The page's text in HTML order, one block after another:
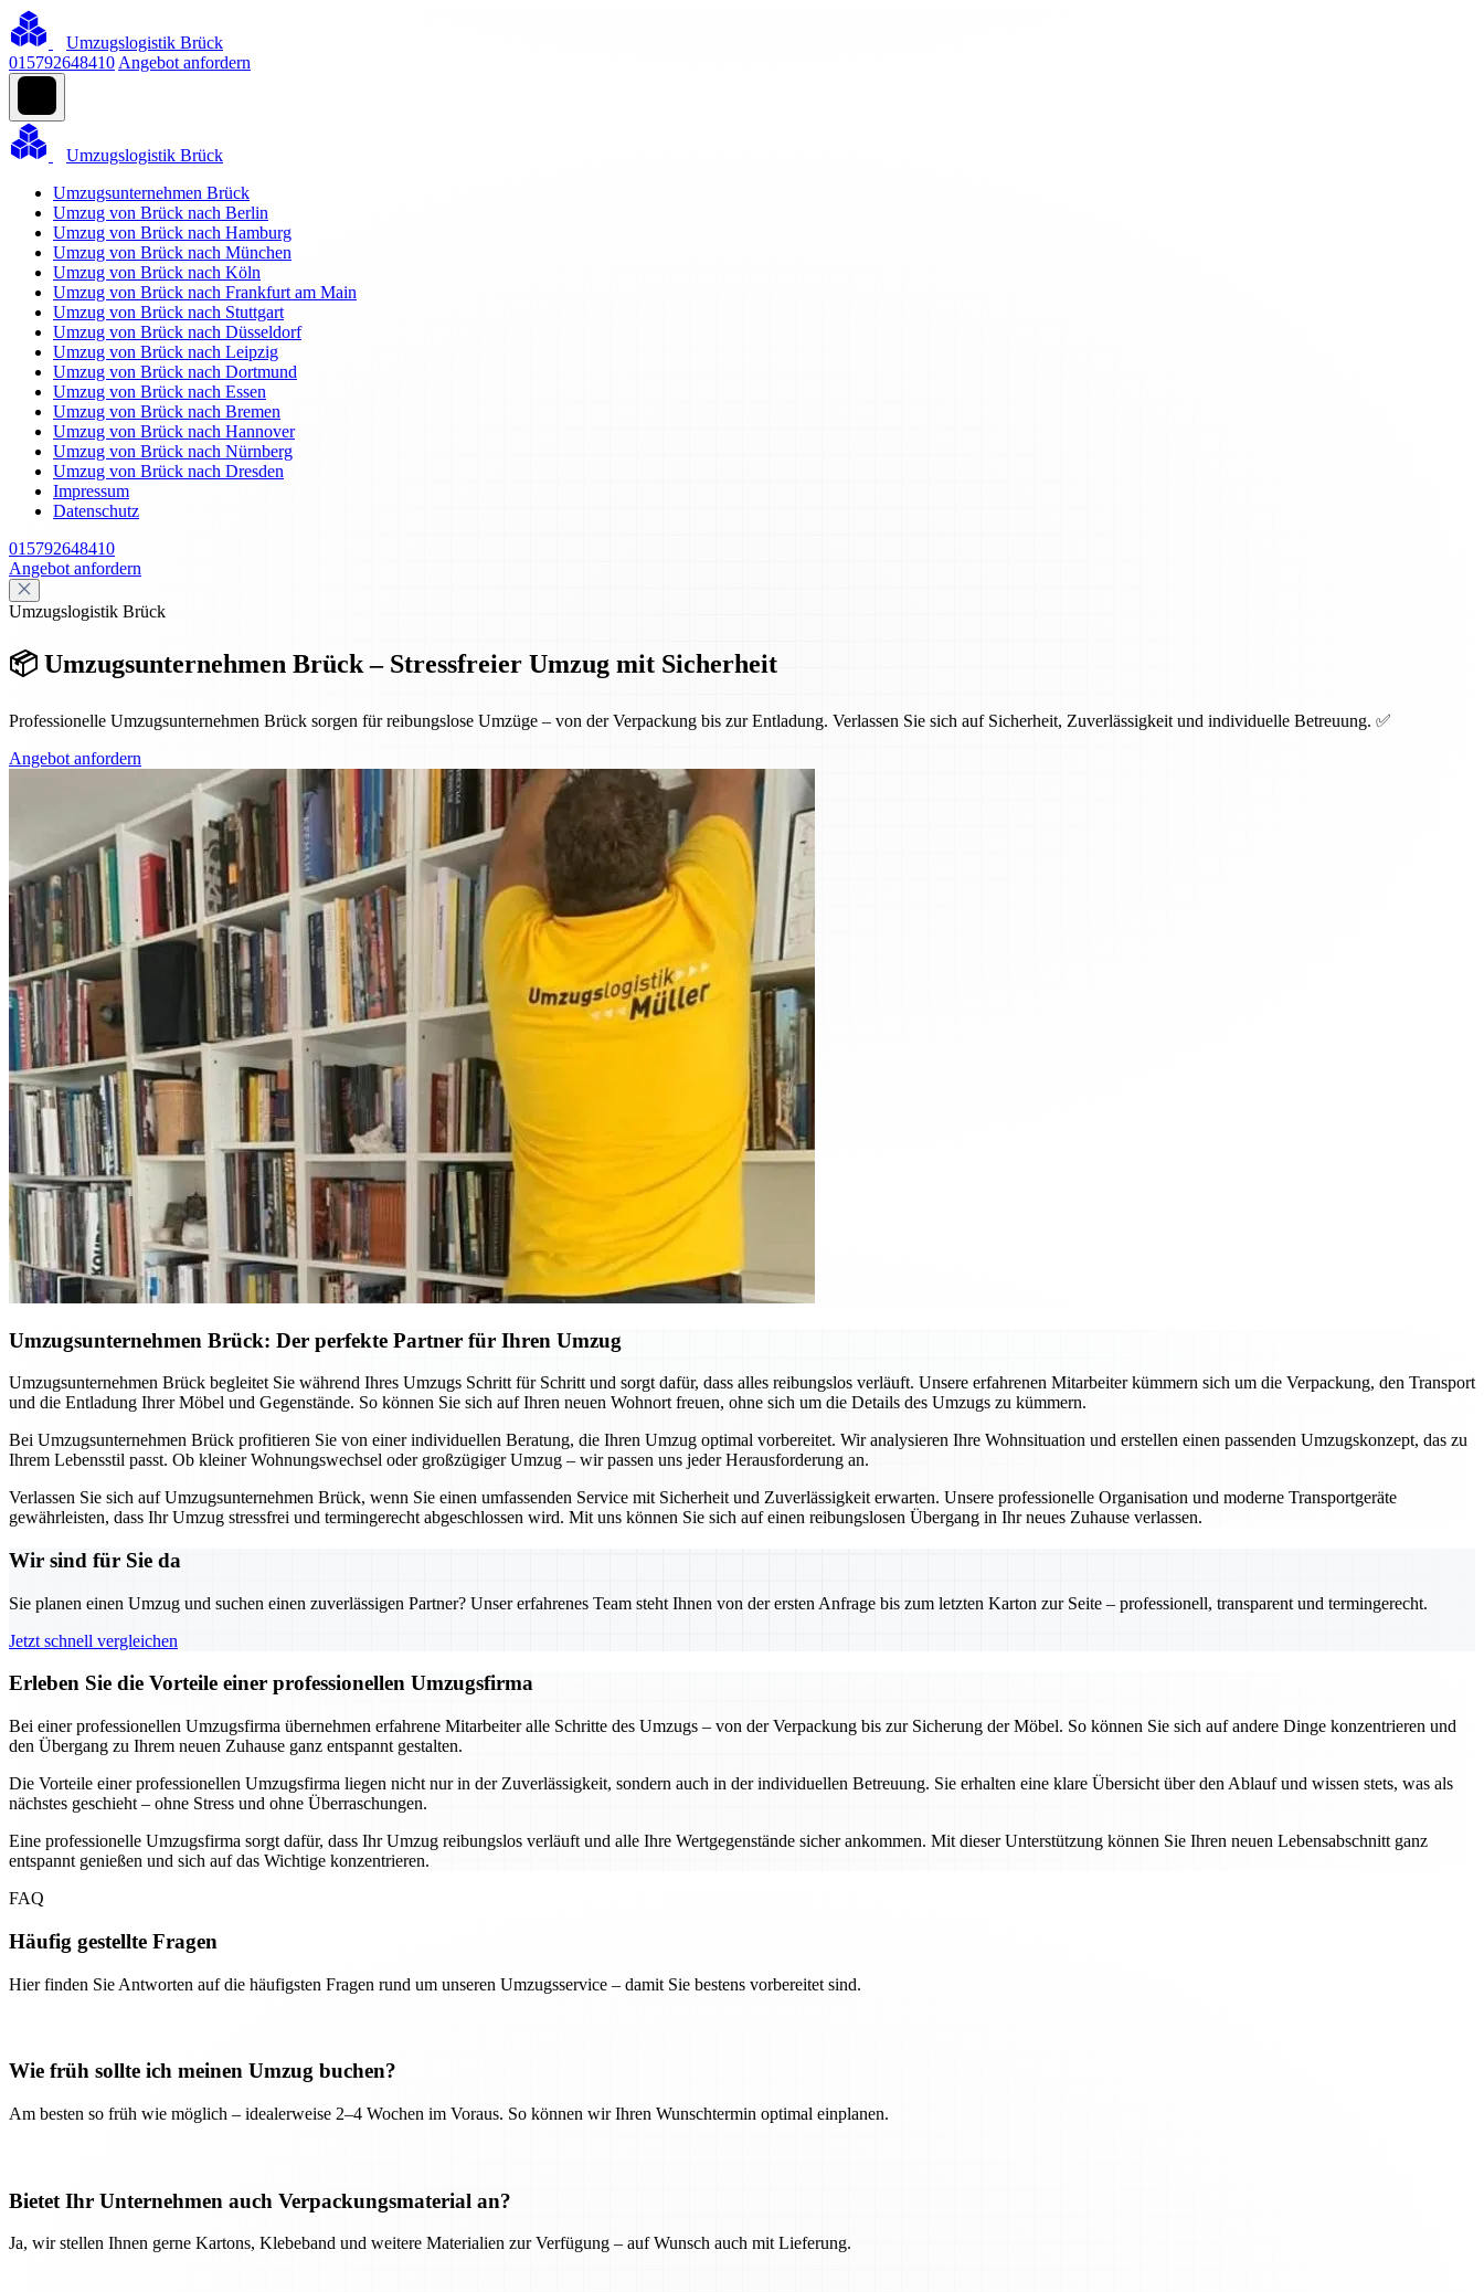
Umzugslogistik Brück
015792648410 Angebot anfordern
Umzugslogistik Brück
Umzugsunternehmen Brück
Umzug von Brück nach Berlin
Umzug von Brück nach Hamburg
Umzug von Brück nach München
Umzug von Brück nach Köln
Umzug von Brück nach Frankfurt am Main
Umzug von Brück nach Stuttgart
Umzug von Brück nach Düsseldorf
Umzug von Brück nach Leipzig
Umzug von Brück nach Dortmund
Umzug von Brück nach Essen
Umzug von Brück nach Bremen
Umzug von Brück nach Hannover
Umzug von Brück nach Nürnberg
Umzug von Brück nach Dresden
Impressum
Datenschutz
015792648410
Angebot anfordern
Umzugslogistik Brück
📦 Umzugsunternehmen Brück – Stressfreier Umzug mit Sicherheit
Professionelle Umzugsunternehmen Brück sorgen für reibungslose Umzüge – von der Verpackung bis zur Entladung. Verlassen Sie sich auf Sicherheit, Zuverlässigkeit und individuelle Betreuung. ✅
Angebot anfordern
Umzugsunternehmen Brück: Der perfekte Partner für Ihren Umzug
Umzugsunternehmen Brück begleitet Sie während Ihres Umzugs Schritt für Schritt und sorgt dafür, dass alles reibungslos verläuft. Unsere erfahrenen Mitarbeiter kümmern sich um die Verpackung, den Transport
und die Entladung Ihrer Möbel und Gegenstände. So können Sie sich auf Ihren neuen Wohnort freuen, ohne sich um die Details des Umzugs zu kümmern.
Bei Umzugsunternehmen Brück profitieren Sie von einer individuellen Beratung, die Ihren Umzug optimal vorbereitet. Wir analysieren Ihre Wohnsituation und erstellen einen passenden Umzugskonzept, das zu
Ihrem Lebensstil passt. Ob kleiner Wohnungswechsel oder großzügiger Umzug – wir passen uns jeder Herausforderung an.
Verlassen Sie sich auf Umzugsunternehmen Brück, wenn Sie einen umfassenden Service mit Sicherheit und Zuverlässigkeit erwarten. Unsere professionelle Organisation und moderne Transportgeräte
gewährleisten, dass Ihr Umzug stressfrei und termingerecht abgeschlossen wird. Mit uns können Sie sich auf einen reibungslosen Übergang in Ihr neues Zuhause verlassen.
Wir sind für Sie da
Sie planen einen Umzug und suchen einen zuverlässigen Partner? Unser erfahrenes Team steht Ihnen von der ersten Anfrage bis zum letzten Karton zur Seite – professionell, transparent und termingerecht.
Jetzt schnell vergleichen
Erleben Sie die Vorteile einer professionellen Umzugsfirma
Bei einer professionellen Umzugsfirma übernehmen erfahrene Mitarbeiter alle Schritte des Umzugs – von der Verpackung bis zur Sicherung der Möbel. So können Sie sich auf andere Dinge konzentrieren und
den Übergang zu Ihrem neuen Zuhause ganz entspannt gestalten.
Die Vorteile einer professionellen Umzugsfirma liegen nicht nur in der Zuverlässigkeit, sondern auch in der individuellen Betreuung. Sie erhalten eine klare Übersicht über den Ablauf und wissen stets, was als
nächstes geschieht – ohne Stress und ohne Überraschungen.
Eine professionelle Umzugsfirma sorgt dafür, dass Ihr Umzug reibungslos verläuft und alle Ihre Wertgegenstände sicher ankommen. Mit dieser Unterstützung können Sie Ihren neuen Lebensabschnitt ganz
entspannt genießen und sich auf das Wichtige konzentrieren.
FAQ
Häufig gestellte Fragen
Hier finden Sie Antworten auf die häufigsten Fragen rund um unseren Umzugsservice – damit Sie bestens vorbereitet sind.
Wie früh sollte ich meinen Umzug buchen?
Am besten so früh wie möglich – idealerweise 2–4 Wochen im Voraus. So können wir Ihren Wunschtermin optimal einplanen.
Bietet Ihr Unternehmen auch Verpackungsmaterial an?
Ja, wir stellen Ihnen gerne Kartons, Klebeband und weitere Materialien zur Verfügung – auf Wunsch auch mit Lieferung.